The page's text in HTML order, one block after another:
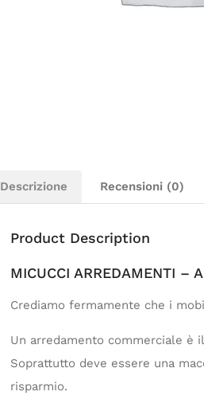
Descrizione Recensioni (0)
Product Description
MICUCCI ARREDAMENTI
Crediamo fermamente che i
Un arredamento commerciale è
Soprattutto deve essere una
risparmio.